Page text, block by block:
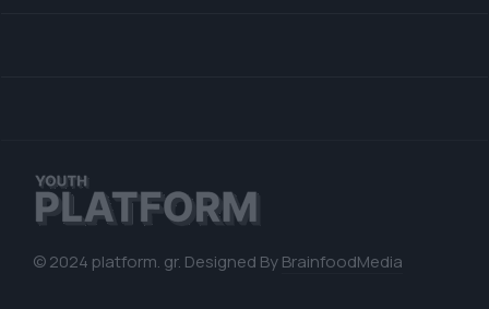
© 2024 platform. gr. Designed ByBrainfoodMedia